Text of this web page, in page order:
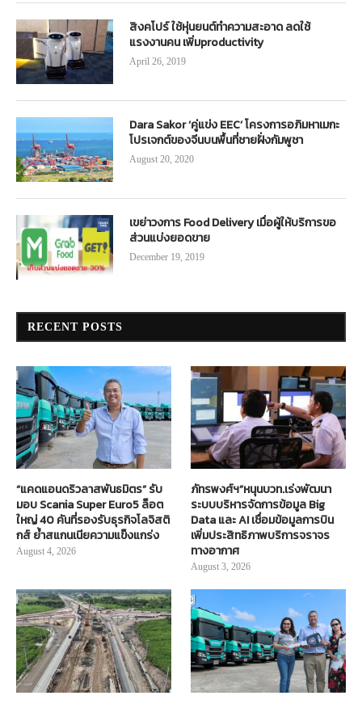
สิงคโปร์ ใช้หุ่นยนต์ทำความสะอาด ลดใช้
แรงงานคน เพิ่มproductivity
April 26, 2019
Dara Sakor ‘คู่แข่ง EEC’ โครงการอภิมหาเมกะ
โปรเจกต์ของจีนบนพื้นที่ชายฝั่งกัมพูชา
August 20, 2020
เขย่าวงการ Food Delivery เมื่อผู้ให้บริการขอ
ส่วนแบ่งยอดขาย
December 19, 2019
RECENT POSTS
“แคดแอนดริวลาสพันธมิตร” รับ
มอบ Scania Super Euro5 ล็อต
ใหญ่ 40 คันที่รองรับธุรกิจโลจิสติ
กส์ ย้ำสแกนเนียความแข็งแกร่ง
August 4, 2026
ภัทรพงศ์ฯ”หนุนบวท.เร่งพัฒนา
ระบบบริหารจัดการข้อมูล Big
Data และ AI เชื่อมข้อมูลการบิน
เพิ่มประสิทธิภาพบริการจราจร
ทางอากาศ
August 3, 2026